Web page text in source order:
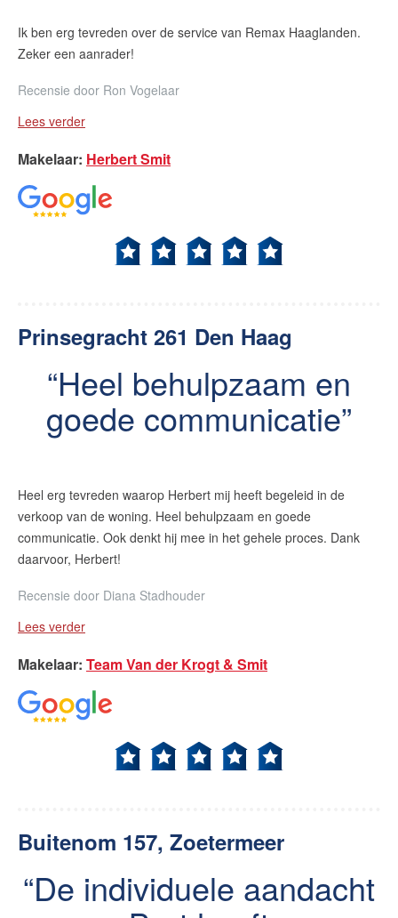
Ik ben erg tevreden over de service van Remax Haaglanden.
Zeker een aanrader!
Recensie door Ron Vogelaar
Lees verder
Makelaar: Herbert Smit
Prinsegracht 261 Den Haag
Heel behulpzaam en
goede communicatie
Heel erg tevreden waarop Herbert mij heeft begeleid in de
verkoop van de woning. Heel behulpzaam en goede
communicatie. Ook denkt hij mee in het gehele proces. Dank
daarvoor, Herbert!
Recensie door Diana Stadhouder
Lees verder
Makelaar: Team Van der Krogt & Smit
Buitenom 157, Zoetermeer
De individuele aandacht